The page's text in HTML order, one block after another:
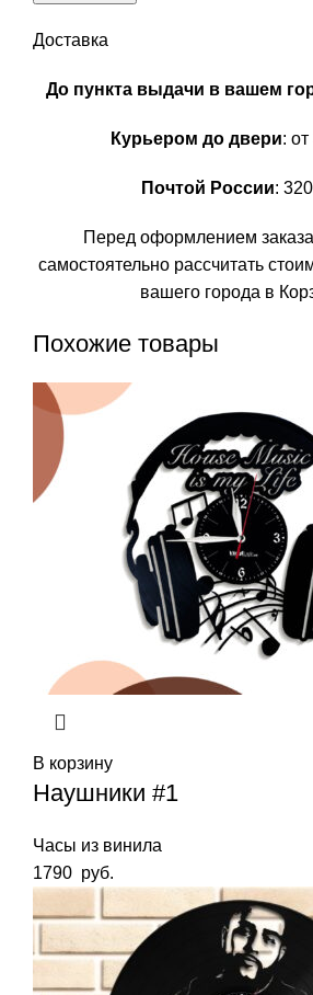
Доставка
До пункта выдачи в вашем
Курьером до двери:
Почтой России:
Перед оформлением
самостоятельно рассчитать
вашего города в
Похожие товары
В корзину
Наушники #1
Часы из винила
1790 руб.